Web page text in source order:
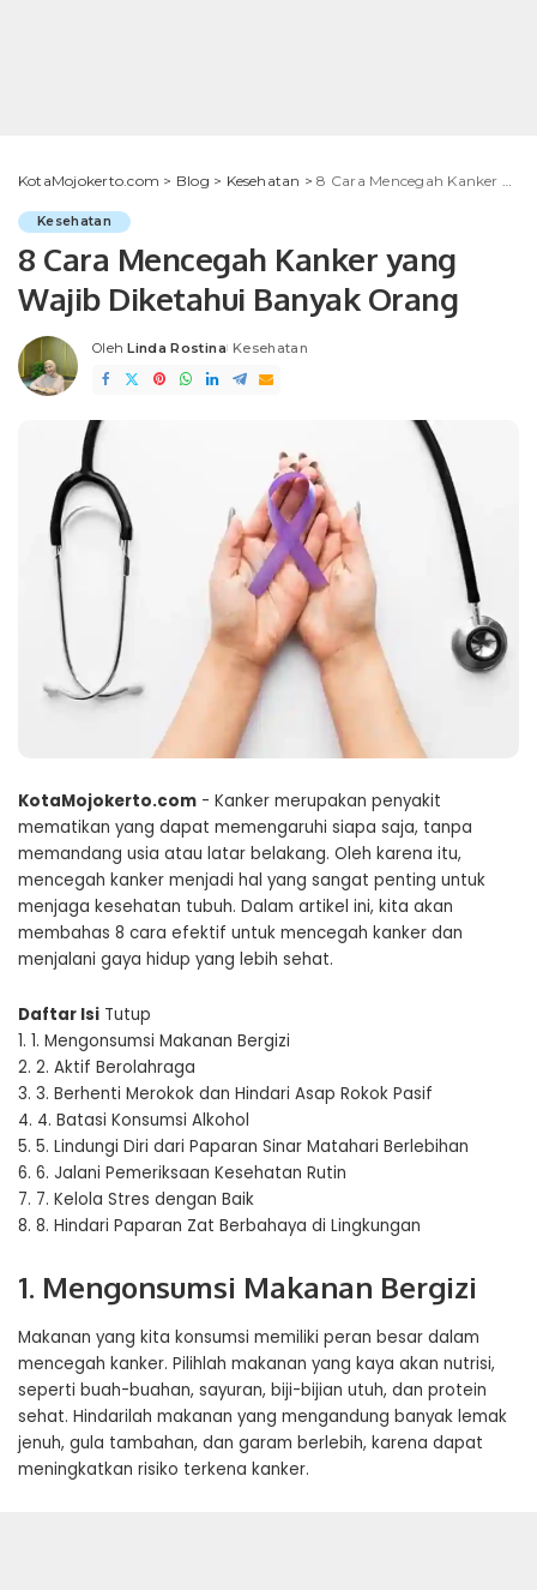
KotaMojokerto.com > Blog > Kesehatan >8 Cara Mencegah Kanker yang Wajib Diketahui Banyak Orang
Kesehatan
8 Cara Mencegah Kanker yang
Wajib Diketahui Banyak Orang
Posted
by
Oleh Linda Rostina Kesehatan
KotaMojokerto.com - Kanker merupakan penyakit
mematikan yang dapat memengaruhi siapa saja, tanpa
memandang usia atau latar belakang. Oleh karena itu,
mencegah kanker menjadi hal yang sangat penting untuk
menjaga kesehatan tubuh. Dalam artikel ini, kita akan
membahas 8 cara efektif untuk mencegah kanker dan
menjalani gaya hidup yang lebih sehat.
Daftar Isi Tutup
1. 1. Mengonsumsi Makanan Bergizi
2. 2. Aktif Berolahraga
3. 3. Berhenti Merokok dan Hindari Asap Rokok Pasif
4. 4. Batasi Konsumsi Alkohol
5. 5. Lindungi Diri dari Paparan Sinar Matahari Berlebihan
6. 6. Jalani Pemeriksaan Kesehatan Rutin
7. 7. Kelola Stres dengan Baik
8. 8. Hindari Paparan Zat Berbahaya di Lingkungan
1. Mengonsumsi Makanan Bergizi
Makanan yang kita konsumsi memiliki peran besar dalam
mencegah kanker. Pilihlah makanan yang kaya akan nutrisi,
seperti buah-buahan, sayuran, biji-bijian utuh, dan protein
sehat. Hindarilah makanan yang mengandung banyak lemak
jenuh, gula tambahan, dan garam berlebih, karena dapat
meningkatkan risiko terkena kanker.